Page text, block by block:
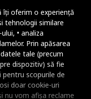
îți oferim o experiență
tehnologii similare
• analiza
Prin apăsarea
tale (precum
dispozitiv) să fie
scopurile de
doar cookie-uri
nu vom afișa reclame
Micsoreaza
Mareste spatierea
Micsoreaza
Mareste inaltimea